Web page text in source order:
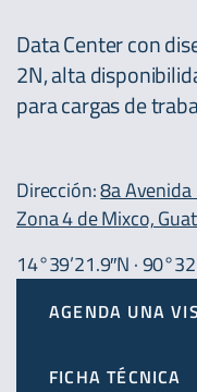
Data Center con
2N, alta
para cargas de
Dirección:8a
Zona 4 de Mixco,
14°39’21.9″N ·
AGENDA UNA
FICHA TÉCNICA